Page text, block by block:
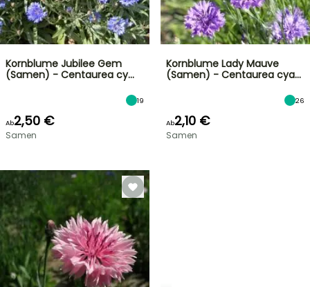
Kornblume Jubilee Gem
(Samen) - Centaurea cy…
19
Ab2,50 €
Samen
Kornblume Lady Mauve
(Samen) - Centaurea cya…
26
Ab2,10 €
Samen